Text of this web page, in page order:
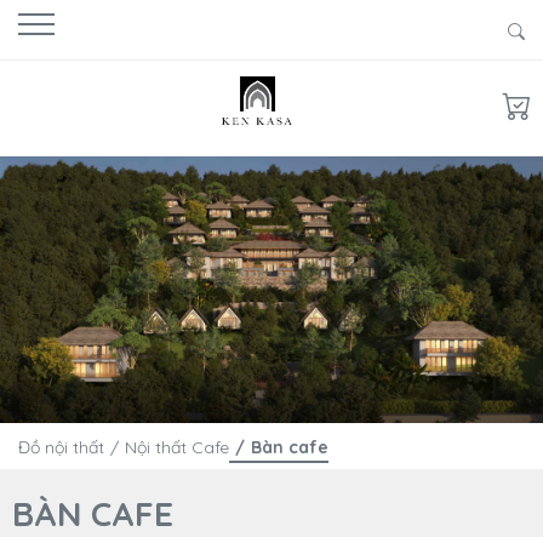
Đồ nội thất Nội thất Cafe Bàn cafe
BÀN CAFE